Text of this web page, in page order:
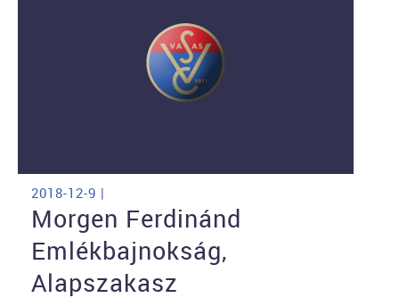
2018-12-9 |
Morgen Ferdinánd
Emlékbajnokság,
Alapszakasz